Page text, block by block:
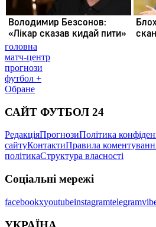
головна
матч-центр
прогнози
футбол +
Обране
САЙТ ФУТБОЛ 24
РедакціяПрогнозиПолітика
сайтуКонтактиПравила
політикаСтруктура власності
Соціальні мережі
facebookxyoutubeinstagramtelegram